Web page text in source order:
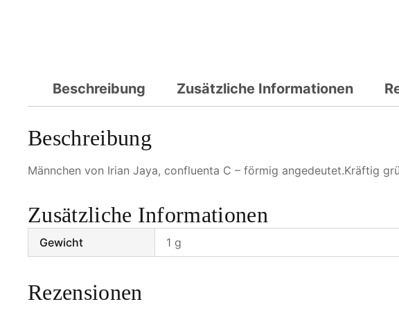
Beschreibung Zusätzliche Informationen
Beschreibung
Männchen von Irian Jaya, confluenta C – förmig angedeutet.Kräftig
Zusätzliche Informationen
Gewicht 1 g
Rezensionen